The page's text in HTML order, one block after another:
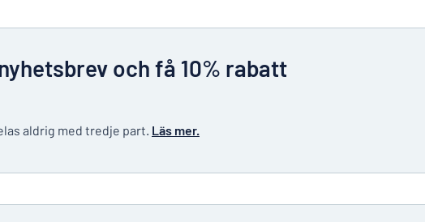
och få 10% rabatt
aldrig med tredje part. Läs mer.